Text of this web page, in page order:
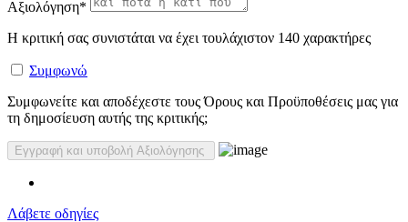
Αξιολόγηση*
Η κριτική σας συνιστάται να έχει τουλάχιστον 140 χαρακτήρες
Συμφωνώ
Συμφωνείτε και αποδέχεστε τους Όρους και Προϋποθέσεις μας για
τη δημοσίευση αυτής της κριτικής;
Λάβετε οδηγίες